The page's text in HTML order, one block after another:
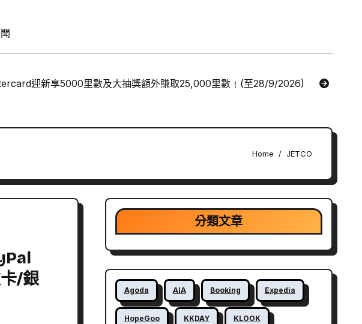
迎新享5000里數及大抽獎額外賺取25,000里數﹗(至28/9/2026)
Home JETCO
/銀
分類文章
Agoda AIA Booking Expedia
HopeGoo KKDAY KLOOK